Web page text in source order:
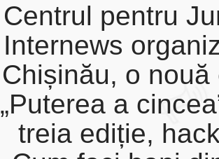
Centrul pentru
Internews
Chișinău, o
„Puterea a
treia ediție,